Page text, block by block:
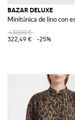
BAZAR DELUXE
Minitúnica de lino con
430,00 €
322,49 €
-25%